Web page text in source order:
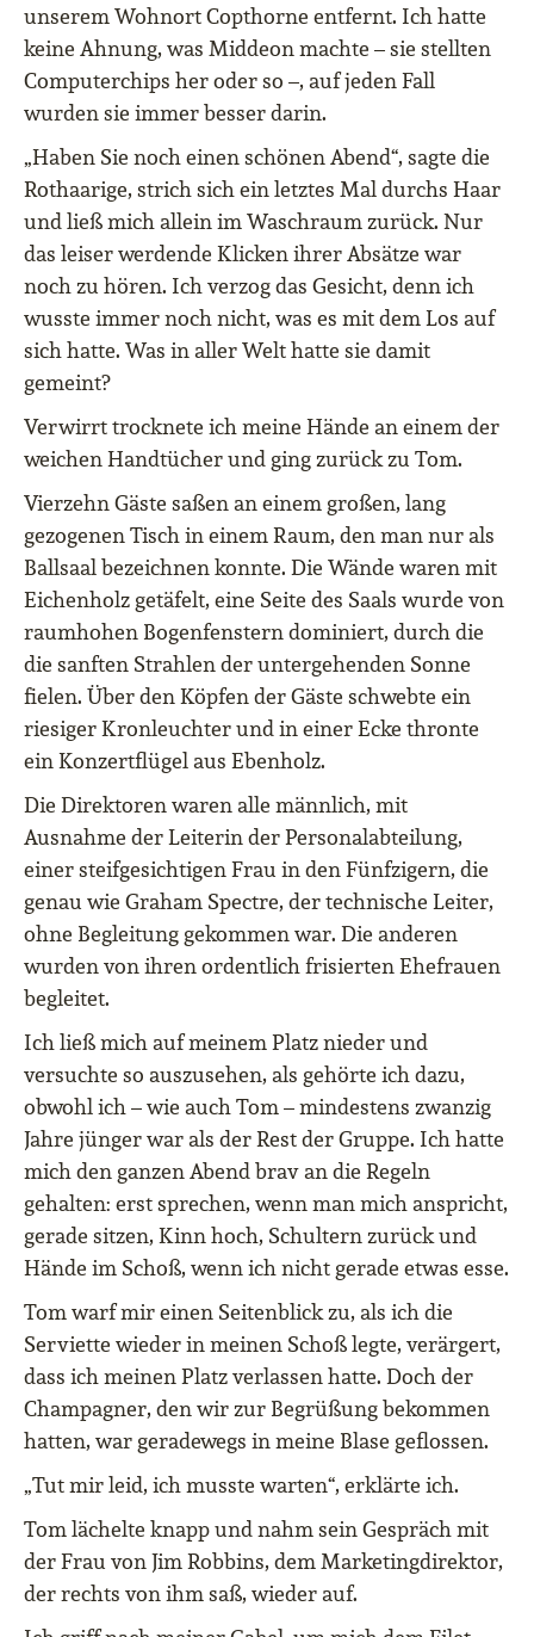
unserem Wohnort Copthorne entfernt. Ich hatte
keine Ahnung, was Middeon machte – sie stellten
Computerchips her oder so –, auf jeden Fall
wurden sie immer besser darin.
„Haben Sie noch einen schönen Abend“, sagte die
Rothaarige, strich sich ein letztes Mal durchs Haar
und ließ mich allein im Waschraum zurück. Nur
das leiser werdende Klicken ihrer Absätze war
noch zu hören. Ich verzog das Gesicht, denn ich
wusste immer noch nicht, was es mit dem Los auf
sich hatte. Was in aller Welt hatte sie damit
gemeint?
Verwirrt trocknete ich meine Hände an einem der
weichen Handtücher und ging zurück zu Tom.
Vierzehn Gäste saßen an einem großen, lang
gezogenen Tisch in einem Raum, den man nur als
Ballsaal bezeichnen konnte. Die Wände waren mit
Eichenholz getäfelt, eine Seite des Saals wurde von
raumhohen Bogenfenstern dominiert, durch die
die sanften Strahlen der untergehenden Sonne
fielen. Über den Köpfen der Gäste schwebte ein
riesiger Kronleuchter und in einer Ecke thronte
ein Konzertflügel aus Ebenholz.
Die Direktoren waren alle männlich, mit
Ausnahme der Leiterin der Personalabteilung,
einer steifgesichtigen Frau in den Fünfzigern, die
genau wie Graham Spectre, der technische Leiter,
ohne Begleitung gekommen war. Die anderen
wurden von ihren ordentlich frisierten Ehefrauen
begleitet.
Ich ließ mich auf meinem Platz nieder und
versuchte so auszusehen, als gehörte ich dazu,
obwohl ich – wie auch Tom – mindestens zwanzig
Jahre jünger war als der Rest der Gruppe. Ich hatte
mich den ganzen Abend brav an die Regeln
gehalten: erst sprechen, wenn man mich anspricht,
gerade sitzen, Kinn hoch, Schultern zurück und
Hände im Schoß, wenn ich nicht gerade etwas esse.
Tom warf mir einen Seitenblick zu, als ich die
Serviette wieder in meinen Schoß legte, verärgert,
dass ich meinen Platz verlassen hatte. Doch der
Champagner, den wir zur Begrüßung bekommen
hatten, war geradewegs in meine Blase geflossen.
„Tut mir leid, ich musste warten“, erklärte ich.
Tom lächelte knapp und nahm sein Gespräch mit
der Frau von Jim Robbins, dem Marketingdirektor,
der rechts von ihm saß, wieder auf.